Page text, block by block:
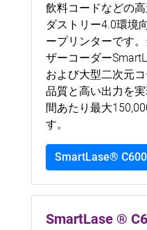
飲料コードなどの
ダストリー4.0環境
ープリンターです
ザーコーダー
および大型二次元
品質と高い出力を
間あたり最大
す。
SmartLase®
SmartLase ®